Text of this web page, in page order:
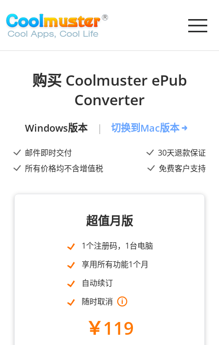
购买 Coolmuster ePub
Converter
Windows版本 切换到Mac版本
邮件即时交付
30天退款保证
所有价格均不含增值税
免费客户支持
超值月版
1个注册码，1台电脑
享用所有功能1个月
自动续订
随时取消
￥119